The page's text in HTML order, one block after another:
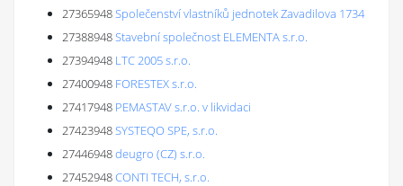
27365948Společenství vlastníků jednotek Zavadilova 1734
27388948Stavební společnost ELEMENTA s.r.o.
27394948 LTC 2005 s.r.o.
27400948 FORESTEX s.r.o.
27417948 PEMASTAV s.r.o. v likvidaci
27423948SYSTEQO SPE, s.r.o.
27446948deugro (CZ) s.r.o.
27452948CONTI TECH, s.r.o.